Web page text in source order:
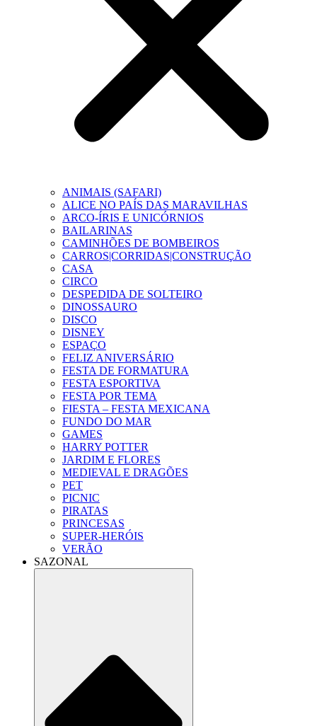
ANIMAIS (SAFARI)
ALICE NO PAÍS DAS MARAVILHAS
ARCO-ÍRIS E UNICÓRNIOS
BAILARINAS
CAMINHÕES DE BOMBEIROS
CARROS|CORRIDAS|CONSTRUÇÃO
CASA
CIRCO
DESPEDIDA DE SOLTEIRO
DINOSSAURO
DISCO
DISNEY
ESPAÇO
FELIZ ANIVERSÁRIO
FESTA DE FORMATURA
FESTA ESPORTIVA
FESTA POR TEMA
FIESTA – FESTA MEXICANA
FUNDO DO MAR
GAMES
HARRY POTTER
JARDIM E FLORES
MEDIEVAL E DRAGÕES
PET
PICNIC
PIRATAS
PRINCESAS
SUPER-HERÓIS
VERÃO
SAZONAL